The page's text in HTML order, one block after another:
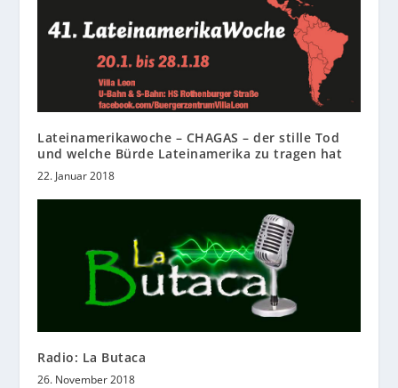
Lateinamerikawoche – CHAGAS – der stille Tod
und welche Bürde Lateinamerika zu tragen hat
22. Januar 2018
Radio: La Butaca
26. November 2018